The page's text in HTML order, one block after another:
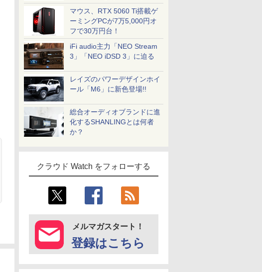
マウス、RTX 5060 Ti搭載ゲ
ーミングPCが7万5,000円オ
フで30万円台！
iFi audio主力「NEO Stream
3」「NEO iDSD 3」に迫る
レイズのパワーデザインホイ
ール「M6」に新色登場!!
総合オーディオブランドに進
化するSHANLINGとは何者
か？
クラウド Watch をフォローする
メルマガスタート！
登録はこちら